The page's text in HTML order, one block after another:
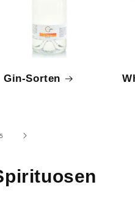
Gin-Sorten
5